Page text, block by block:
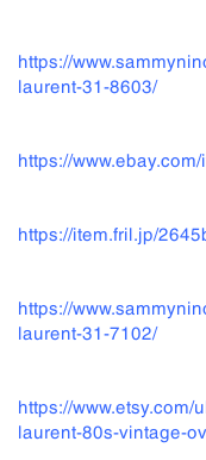
https://
laurent-31-8603/
https://
https://item.fril.jp/
https://
laurent-31-7102/
https://
laurent-80s-vintage-